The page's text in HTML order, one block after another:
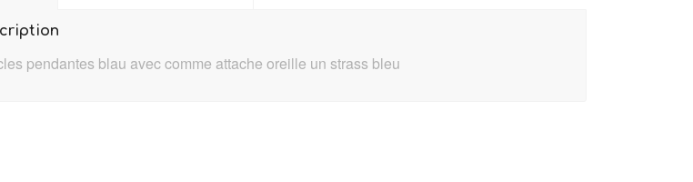
pendantes blau avec comme attache oreille un strass bleu